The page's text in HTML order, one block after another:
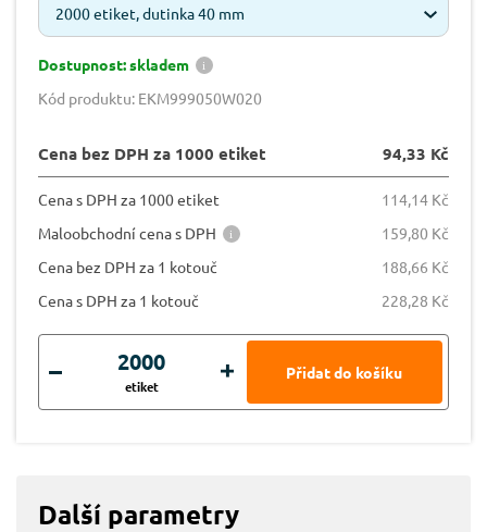
2000 etiket, dutinka 40 mm
Dostupnost: skladem
Kód produktu: EKM999050W020
Cena bez DPH za 1000 etiket 94,33 Kč
Cena s DPH za 1000 etiket
114,14 Kč
Maloobchodní cena s DPH
159,80 Kč
Cena bez DPH za 1 kotouč
188,66 Kč
Cena s DPH za 1 kotouč
228,28 Kč
etiket
Další parametry